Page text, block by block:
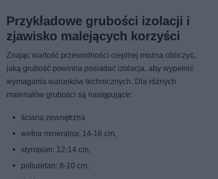
Przykładowe grubości izolacji i
zjawisko malejących korzyści
Znając wartość przewodności cieplnej można obliczyć,
jaką grubość powinna posiadać izolacja, aby wypełnić
wymagania warunków technicznych. Dla różnych
materiałów grubości są następujące:
ściana zewnętrzna
wełna mineralna: 14-16 cm,
styropian: 12-14 cm,
poliuretan: 8-10 cm,